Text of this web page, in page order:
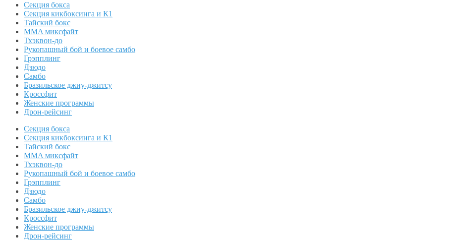
Секция бокса
Секция кикбоксинга и К1
Тайский бокс
MMA миксфайт
Тхэквон-до
Рукопашный бой и боевое самбо
Грэпплинг
Дзюдо
Самбо
Бразильское джиу-джитсу
Кроссфит
Женские программы
Дрон-рейсинг
Секция бокса
Секция кикбоксинга и К1
Тайский бокс
MMA миксфайт
Тхэквон-до
Рукопашный бой и боевое самбо
Грэпплинг
Дзюдо
Самбо
Бразильское джиу-джитсу
Кроссфит
Женские программы
Дрон-рейсинг